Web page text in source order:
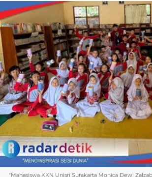
"Mahasiswa KKN Unisri Surakarta Monica Dewi